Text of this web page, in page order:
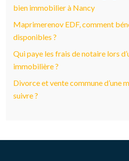
bien immobilier à Nancy
Maprimerenov EDF, comment
disponibles ?
Qui paye les frais de notaire lors
immobilière ?
Divorce et vente commune d’une
suivre ?